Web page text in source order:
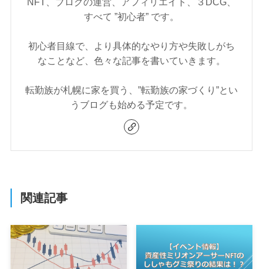
すべて ”初心者” です。
初心者目線で、より具体的なやり方や失敗しがち
なことなど、色々な記事を書いていきます。
転勤族が札幌に家を買う、”転勤族の家づくり”とい
うブログも始める予定です。
関連記事